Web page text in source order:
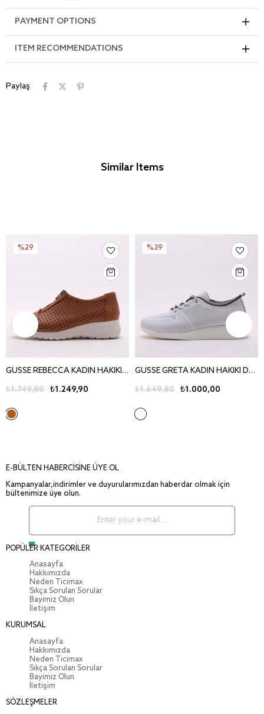
PAYMENT OPTIONS
ITEM RECOMMENDATIONS
Paylaş
Similar Items
GUSSE REBECCA KADIN HAKIKI DERI AYAKKABI 440
₺1.249,90
₺1.749,80
%29
GUSSE GRETA KADIN HAKIKI DERI AYAKKABI 25
₺1.000,00
₺1.649,80
%39
E-BÜLTEN HABERCİSİNE ÜYE OL
Kampanyalar,indirimler ve duyurularımızdan haberdar olmak için
bültenimize üye olun.
POPÜLER KATEGORİLER
Anasayfa
Hakkımızda
Neden Ticimax
Sıkça Sorulan Sorular
Bayimiz Olun
İletişim
KURUMSAL
Anasayfa
Hakkımızda
Neden Ticimax
Sıkça Sorulan Sorular
Bayimiz Olun
İletişim
SÖZLEŞMELER